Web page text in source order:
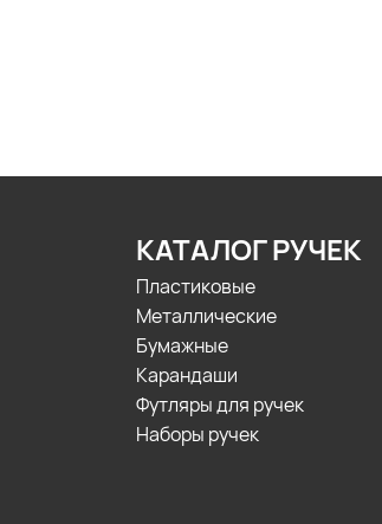
КАТАЛОГ РУЧЕК
Пластиковые
Металлические
Бумажные
Карандаши
Футляры для ручек
Наборы ручек